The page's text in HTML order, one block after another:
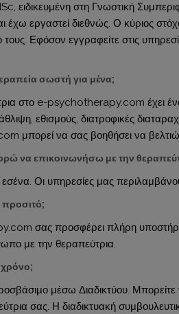
ειδικευμένη στη Γνωστική
έχω εργαστεί διεθνώς. Ο κύριος
τους. Εφόσον εγγραφείτε στις
σωστή για μένα;
στο e-psychotherapy.com έχει
εθισμούς, διατροφικές
μπορεί να σας βοηθήσει να
να επικοινωνήσω με την
Οι υπηρεσίες μας
προσιτό;
σας προσφέρει πλήρη
με την θεραπεύτρια.
χρόνο;
μέσω Διαδικτύου.
σας. Η διαδικτυακή